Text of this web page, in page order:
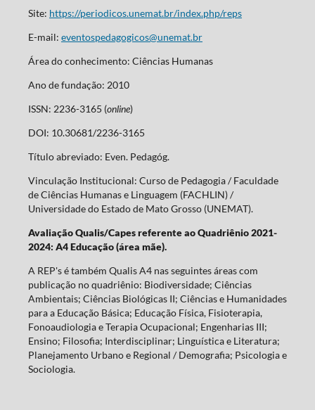
Site: https://periodicos.unemat.br/index.php/reps
E-mail: eventospedagogicos@unemat.br
Área do conhecimento: Ciências Humanas
Ano de fundação: 2010
ISSN: 2236-3165 (online)
DOI: 10.30681/2236-3165
Título abreviado: Even. Pedagóg.
Vinculação Institucional: Curso de Pedagogia / Faculdade
de Ciências Humanas e Linguagem (FACHLIN) /
Universidade do Estado de Mato Grosso (UNEMAT).
Avaliação Qualis/Capes referente ao Quadriênio 2021-
2024: A4 Educação (área mãe).
A REP's é também Qualis A4 nas seguintes áreas com
publicação no quadriênio: Biodiversidade; Ciências
Ambientais; Ciências Biológicas II; Ciências e Humanidades
para a Educação Básica; Educação Física, Fisioterapia,
Fonoaudiologia e Terapia Ocupacional; Engenharias III;
Ensino; Filosofia; Interdisciplinar; Linguística e Literatura;
Planejamento Urbano e Regional / Demografia; Psicologia e
Sociologia.